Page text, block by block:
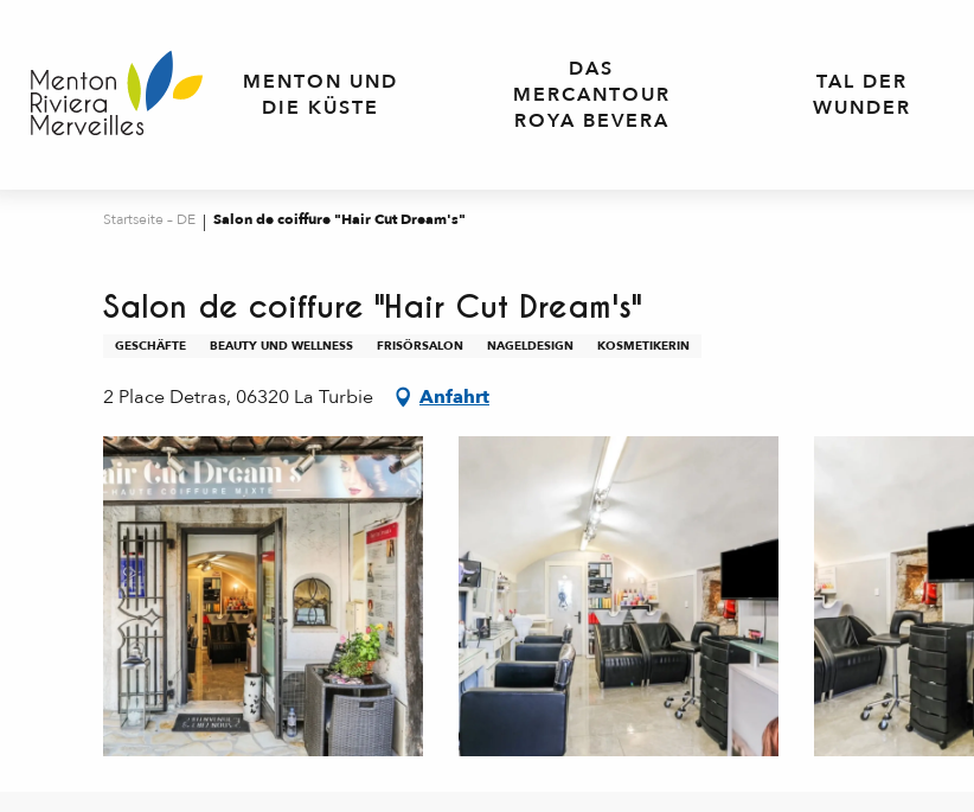
contenu
principal
MENTON UND
DIE KÜSTE
DAS
MERCANTOUR
ROYA BEVERA
TAL DER
WUNDER
Startseite – DE Salon de coiffure "Hair Cut Dream's"
Salon de coiffure "Hair Cut Dream's"
GESCHÄFTE BEAUTY UND WELLNESS FRISÖRSALON NAGELDESIGN KOSMETIKERIN
2 Place Detras, 06320 La Turbie Anfahrt